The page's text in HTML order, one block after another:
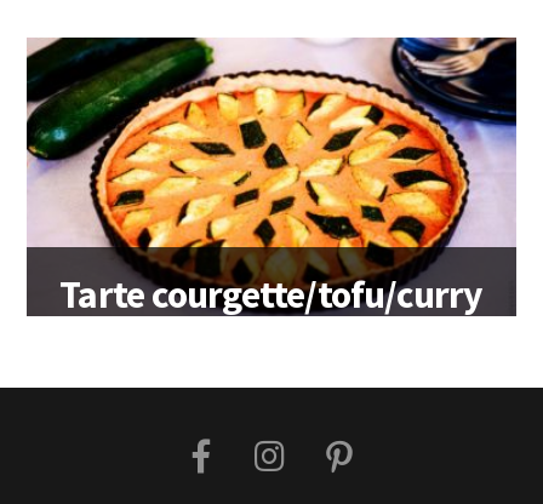
Tarte courgette/tofu/curry